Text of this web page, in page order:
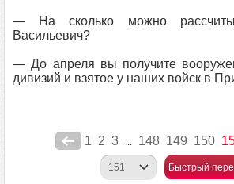
— На сколько можно
Васильевич?
— До апреля вы получите
дивизий и взятое у наших войск в
1 2 3 ... 148 149 150
Быстрый